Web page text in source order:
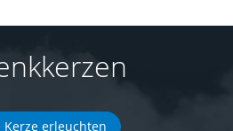
erleuchten